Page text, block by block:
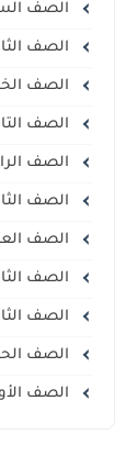
الصف السابع
الصف الثامن
الصف الخامس
الصف التاسع
الصف الرابع
الصف الثانى
الصف العاشر
الصف الثالث
الصف الثانى
الصف الحادى
الصف الأول